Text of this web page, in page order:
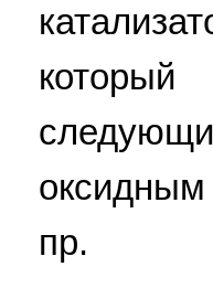
пр.